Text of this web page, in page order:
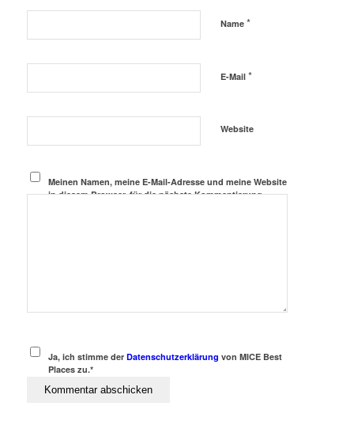
Name *
E-Mail *
Website
Meinen Namen, meine E-Mail-Adresse und meine Website
in diesem Browser, für die nächste Kommentierung,
Ja, ich stimme derDatenschutzerklärung von MICE Best
Places zu.*